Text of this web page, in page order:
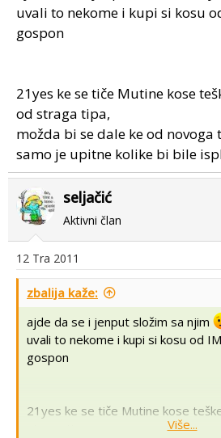
uvali to nekome i kupi si kosu
gospon
21yes ke se tiče Mutine kose
od straga tipa,
možda bi se dale ke od
samo je upitne kolike bi bile
seljačić
Aktivni član
12 Tra 2011
zbalija kaže:
ajde da se i jenput složim sa njim
uvali to nekome i kupi si kosu od
gospon
21yes ke se tiče Mutine kose
Više...